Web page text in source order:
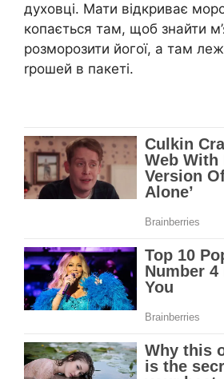
духовці. Мати відкриває
копається там, щоб знайти
розморозити йогої, а там
rрошей в пакеті.